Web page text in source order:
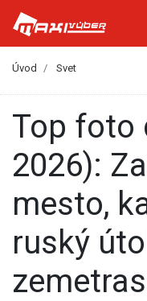
Úvod Svet
Top foto dňa (8. jún
2026):
mesto,
ruský